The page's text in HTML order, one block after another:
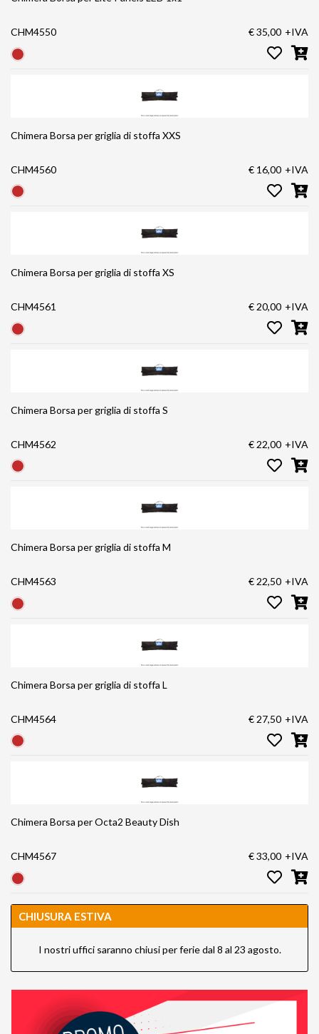
CHM4550 € 35,00 +IVA
Chimera Borsa per griglia di stoffa XXS
CHM4560 € 16,00 +IVA
Chimera Borsa per griglia di stoffa XS
CHM4561 € 20,00 +IVA
Chimera Borsa per griglia di stoffa S
CHM4562 € 22,00 +IVA
Chimera Borsa per griglia di stoffa M
CHM4563 € 22,50 +IVA
Chimera Borsa per griglia di stoffa L
CHM4564 € 27,50 +IVA
Chimera Borsa per Octa2 Beauty Dish
CHM4567 € 33,00 +IVA
CHIUSURA ESTIVA
I nostri uffici saranno chiusi per ferie dal 8 al 23 agosto.